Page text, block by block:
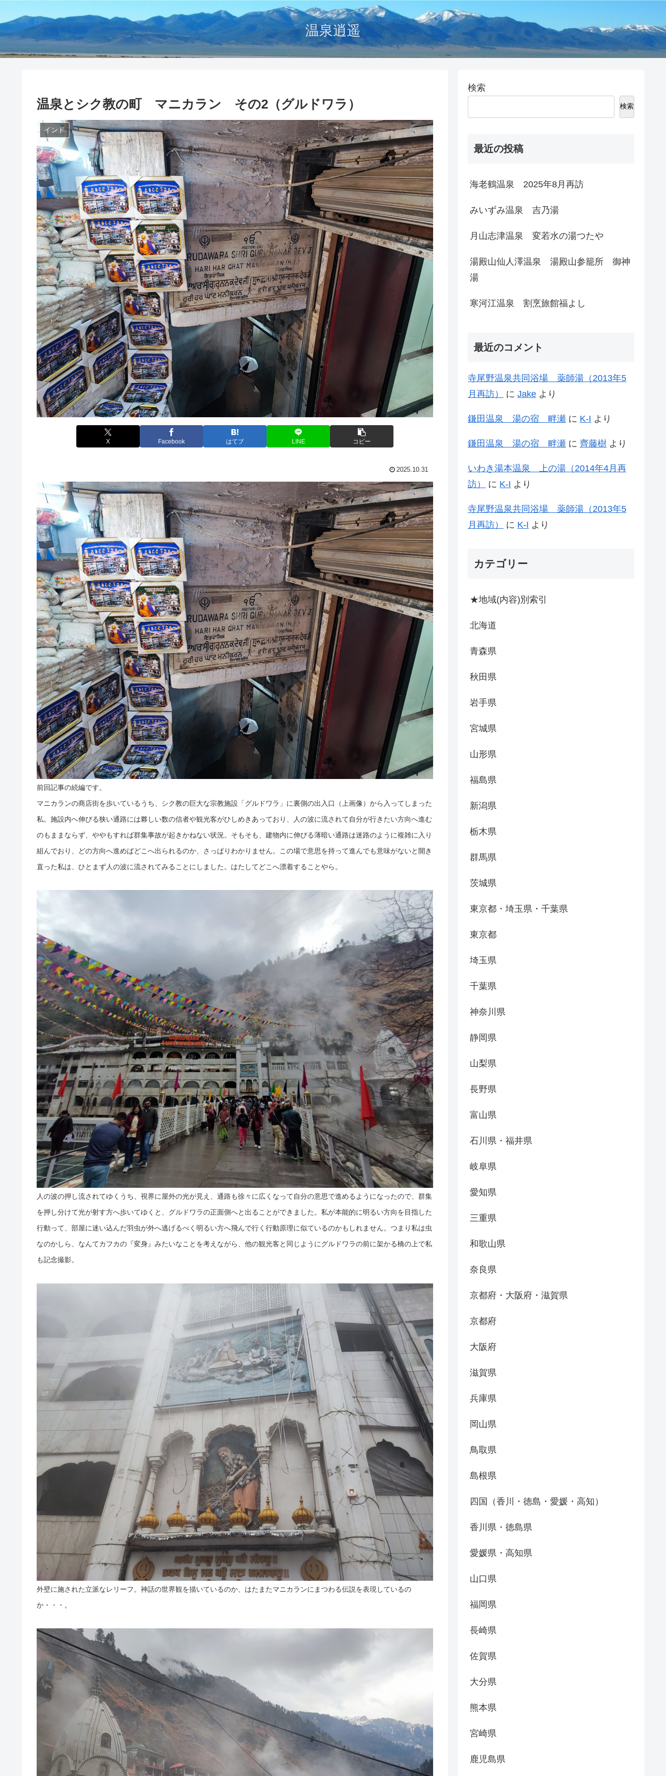
温泉逍遥
温泉とシク教の町 マニカラン その2（グルドワラ）
インド
X Facebook はてブ LINE コピー
2025.10.31
前回記事の続編です。
マニカランの商店街を歩いているうち、シク教の巨大な宗教施設「グルドワラ」に裏側の出入口（上画像）から入ってしまった
私。施設内へ伸びる狭い通路には夥しい数の信者や観光客がひしめきあっており、人の波に流されて自分が行きたい方向へ進む
のもままならず、ややもすれば群集事故が起きかねない状況。そもそも、建物内に伸びる薄暗い通路は迷路のように複雑に入り
組んでおり、どの方向へ進めばどこへ出られるのか、さっぱりわかりません。この場で意思を持って進んでも意味がないと開き
直った私は、ひとまず人の波に流されてみることにしました。はたしてどこへ漂着することやら。
人の波の押し流されてゆくうち、視界に屋外の光が見え、通路も徐々に広くなって自分の意思で進めるようになったので、群集
を押し分けて光が射す方へ歩いてゆくと、グルドワラの正面側へと出ることができました。私が本能的に明るい方向を目指した
行動って、部屋に迷い込んだ羽虫が外へ逃げるべく明るい方へ飛んで行く行動原理に似ているのかもしれません。つまり私は虫
なのかしら、なんてカフカの『変身』みたいなことを考えながら、他の観光客と同じようにグルドワラの前に架かる橋の上で私
も記念撮影。
外壁に施された立派なレリーフ。神話の世界観を描いているのか、はたまたマニカランにまつわる伝説を表現しているの
か・・・。
検索
検索
最近の投稿
海老鶴温泉 2025年8月再訪
みいずみ温泉 吉乃湯
月山志津温泉 変若水の湯つたや
湯殿山仙人澤温泉 湯殿山参籠所 御神
湯
寒河江温泉 割烹旅館福よし
最近のコメント
寺尾野温泉共同浴場 薬師湯（2013年5
月再訪）
に Jake より
鎌田温泉 湯の宿 畔瀬 に K-I より
鎌田温泉 湯の宿 畔瀬 に 齊藤樹 より
いわき湯本温泉 上の湯（2014年4月再
訪）
に K-I より
寺尾野温泉共同浴場 薬師湯（2013年5
月再訪）
に K-I より
カテゴリー
★地域(内容)別索引
北海道
青森県
秋田県
岩手県
宮城県
山形県
福島県
新潟県
栃木県
群馬県
茨城県
東京都・埼玉県・千葉県
東京都
埼玉県
千葉県
神奈川県
静岡県
山梨県
長野県
富山県
石川県・福井県
岐阜県
愛知県
三重県
和歌山県
奈良県
京都府・大阪府・滋賀県
京都府
大阪府
滋賀県
兵庫県
岡山県
鳥取県
島根県
四国（香川・徳島・愛媛・高知）
香川県・徳島県
愛媛県・高知県
山口県
福岡県
長崎県
佐賀県
大分県
熊本県
宮崎県
鹿児島県